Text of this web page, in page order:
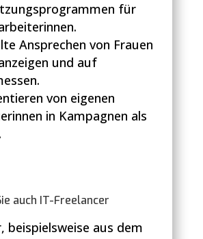
für
Ansprechen von Frauen
und auf
von eigenen
in Kampagnen als
auch IT-Freelancer
beispielsweise aus dem